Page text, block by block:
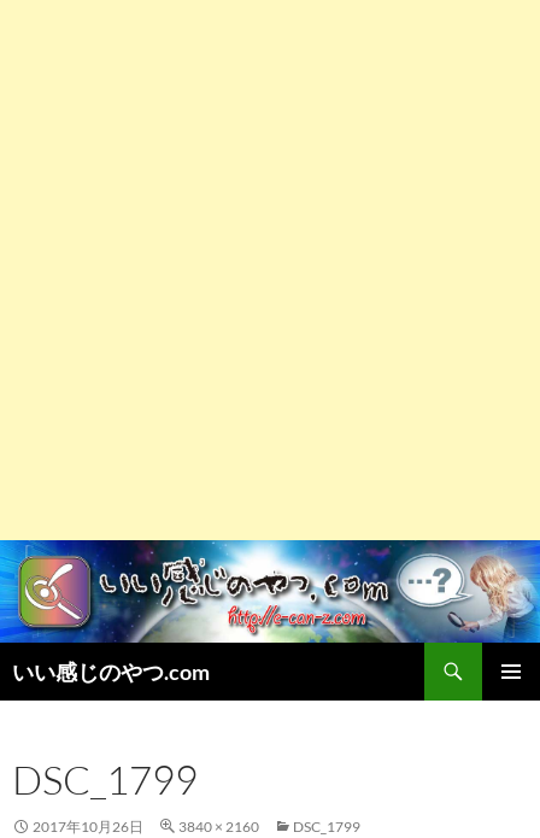
いい感じのやつ.com
索
ン
ツ
へ
DSC_1799
2017年10月26日 3840 × 2160 DSC_1799